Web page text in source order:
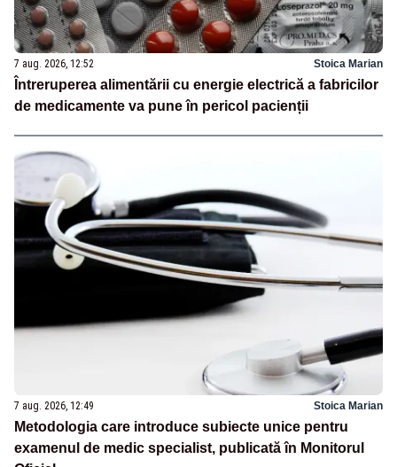
7 aug. 2026, 12:52 Stoica Marian
Întreruperea alimentării cu energie electrică a fabricilor
de medicamente va pune în pericol pacienții
7 aug. 2026, 12:49 Stoica Marian
Metodologia care introduce subiecte unice pentru
examenul de medic specialist, publicată în Monitorul